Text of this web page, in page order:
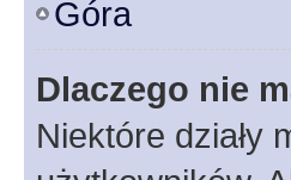
Góra
Dlaczego nie
Niektóre działy